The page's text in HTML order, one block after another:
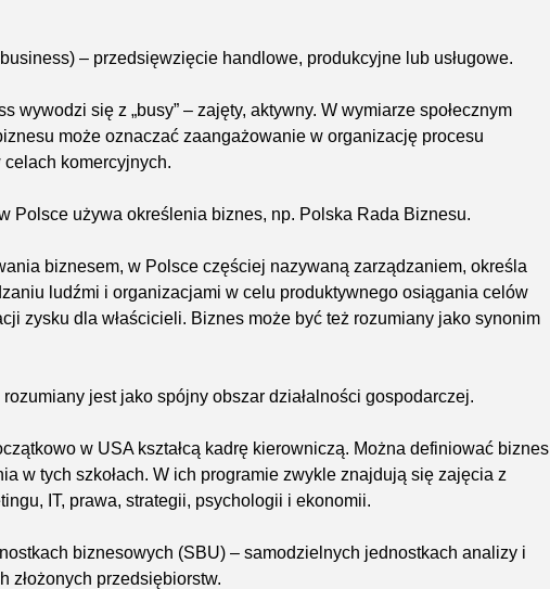
– przedsięwzięcie handlowe, produkcyjne lub usługowe.
wywodzi się z „busy” – zajęty, aktywny. W wymiarze społecznym
może oznaczać zaangażowanie w organizację procesu
celach komercyjnych.
Polsce używa określenia biznes, np. Polska Rada Biznesu.
biznesem, w Polsce częściej nazywaną zarządzaniem, określa
ludźmi i organizacjami w celu produktywnego osiągania celów
zysku dla właścicieli. Biznes może być też rozumiany jako synonim
jest jako spójny obszar działalności gospodarczej.
w USA kształcą kadrę kierowniczą. Można definiować biznes
w tych szkołach. W ich programie zwykle znajdują się zajęcia z
IT, prawa, strategii, psychologii i ekonomii.
biznesowych (SBU) – samodzielnych jednostkach analizy i
złożonych przedsiębiorstw.